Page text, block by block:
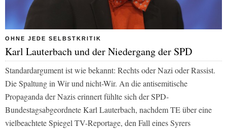
OHNE JEDE SELBSTKRITIK
Karl Lauterbach und der Niedergang der SPD
Standardargument ist wie bekannt: Rechts oder Nazi oder Rassist.
Die Spaltung in Wir und nicht-Wir. An die antisemitische
Propaganda der Nazis erinnert fühlte sich der SPD-
Bundestagsabgeordnete Karl Lauterbach, nachdem TE über eine
vielbeachteteSpiegel TV-Reportage, den Fall eines Syrers